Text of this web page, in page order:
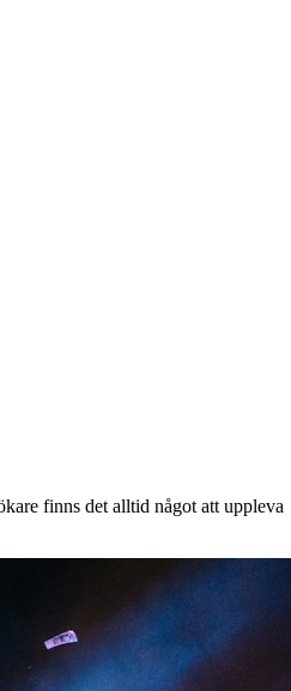
finns det alltid något att uppleva